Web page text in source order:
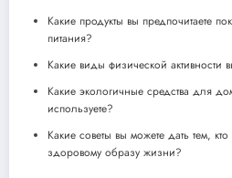
Какие продукты вы предпочитаете
питания?
Какие виды физической активности
Какие экологичные средства для
используете?
Какие советы вы можете дать тем,
здоровому образу жизни?